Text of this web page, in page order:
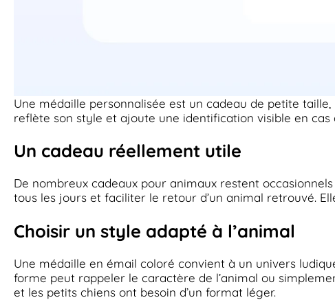
Une médaille personnalisée est un cadeau de petite
reflète son style et ajoute une identification visible en cas
Un cadeau réellement utile
De nombreux cadeaux pour animaux restent
tous les jours et faciliter le retour d’un animal retrouvé.
Choisir un style adapté à l’animal
Une médaille en émail coloré convient à un univers
forme peut rappeler le caractère de l’animal ou
et les petits chiens ont besoin d’un format léger.